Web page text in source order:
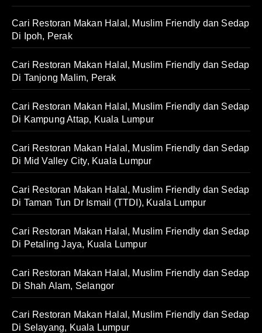
Cari Restoran Makan Halal, Muslim Friendly dan Sedap
Di Ipoh, Perak
Cari Restoran Makan Halal, Muslim Friendly dan Sedap
Di Tanjong Malim, Perak
Cari Restoran Makan Halal, Muslim Friendly dan Sedap
Di Kampung Attap, Kuala Lumpur
Cari Restoran Makan Halal, Muslim Friendly dan Sedap
Di Mid Valley City, Kuala Lumpur
Cari Restoran Makan Halal, Muslim Friendly dan Sedap
Di Taman Tun Dr Ismail (TTDI), Kuala Lumpur
Cari Restoran Makan Halal, Muslim Friendly dan Sedap
Di Petaling Jaya, Kuala Lumpur
Cari Restoran Makan Halal, Muslim Friendly dan Sedap
Di Shah Alam, Selangor
Cari Restoran Makan Halal, Muslim Friendly dan Sedap
Di Selayang, Kuala Lumpur